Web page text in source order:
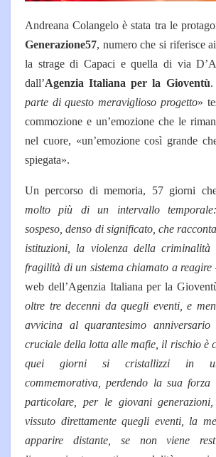
Andreana Colangelo è stata tra le
Generazione57, numero che si riferisce
la strage di Capaci e quella di via
dall’Agenzia Italiana per la Gioventù.
parte di questo meraviglioso progetto»
commozione e un’emozione che le
nel cuore, «un’emozione così grande
spiegata».
Un percorso di memoria, 57 giorni
molto più di un intervallo
sospeso, denso di significato, che
istituzioni, la violenza della criminalità
fragilità di un sistema chiamato a reagire
web dell’Agenzia Italiana per la
oltre tre decenni da quegli eventi, e
avvicina al quarantesimo
cruciale della lotta alle mafie, il rischio è
quei giorni si cristallizzi in
commemorativa, perdendo la sua
particolare, per le giovani
vissuto direttamente quegli eventi, la
apparire distante, se non viene